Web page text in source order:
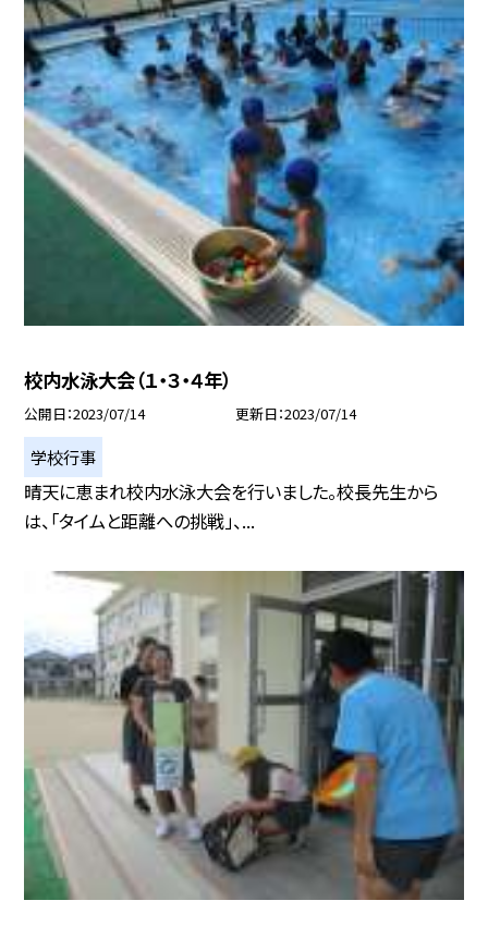
校内水泳大会（１・３・４年）
公開日 2023/07/14 更新日 2023/07/14
学校行事
晴天に恵まれ校内水泳大会を行いました。校長先生から
は、「タイムと距離への挑戦」、...